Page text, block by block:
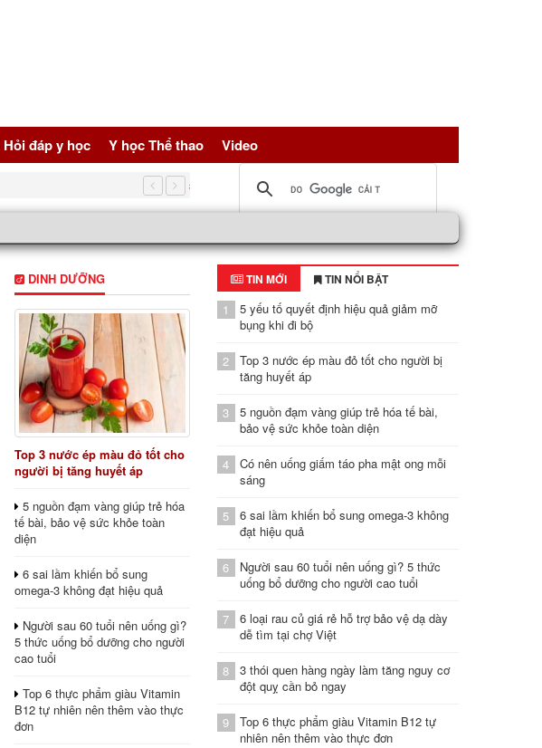
Hỏi đáp y học Y học Thể thao Video
5 nguồn đạm vàng giúp trẻ hóa tế bài, bảo vệ sức khỏe toàn
DINH DƯỠNG
Top 3 nước ép màu đỏ tốt cho
người bị tăng huyết áp
5 nguồn đạm vàng giúp trẻ hóa
tế bài, bảo vệ sức khỏe toàn
diện
6 sai lầm khiến bổ sung
omega-3 không đạt hiệu quả
Người sau 60 tuổi nên uống gì?
5 thức uống bổ dưỡng cho người
cao tuổi
Top 6 thực phẩm giàu Vitamin
B12 tự nhiên nên thêm vào thực
đơn
TIN MỚI TIN NỔI BẬT
1
5 yếu tố quyết định hiệu quả giảm mỡ
bụng khi đi bộ
2
Top 3 nước ép màu đỏ tốt cho người bị
tăng huyết áp
3
5 nguồn đạm vàng giúp trẻ hóa tế bài,
bảo vệ sức khỏe toàn diện
4
Có nên uống giấm táo pha mật ong mỗi
sáng
5
6 sai lầm khiến bổ sung omega-3 không
đạt hiệu quả
6
Người sau 60 tuổi nên uống gì? 5 thức
uống bổ dưỡng cho người cao tuổi
7
6 loại rau củ giá rẻ hỗ trợ bảo vệ dạ dày
dễ tìm tại chợ Việt
8
3 thói quen hàng ngày làm tăng nguy cơ
đột quỵ cần bỏ ngay
9
Top 6 thực phẩm giàu Vitamin B12 tự
nhiên nên thêm vào thực đơn